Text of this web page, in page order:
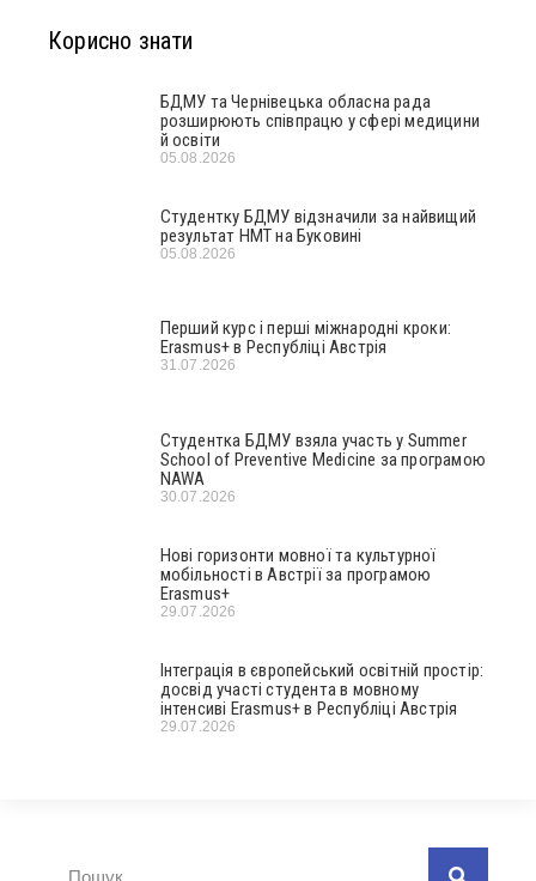
Корисно знати
БДМУ та Чернівецька обласна рада
розширюють співпрацю у сфері медицини
й освіти
05.08.2026
Студентку БДМУ відзначили за найвищий
результат НМТ на Буковині
05.08.2026
Перший курс і перші міжнародні кроки:
Erasmus+ в Республіці Австрія
31.07.2026
Студентка БДМУ взяла участь у Summer
School of Preventive Medicine за програмою
NAWA
30.07.2026
Нові горизонти мовної та культурної
мобільності в Австрії за програмою
Erasmus+
29.07.2026
Інтеграція в європейський освітній простір:
досвід участі студента в мовному
інтенсиві Erasmus+ в Республіці Австрія
29.07.2026